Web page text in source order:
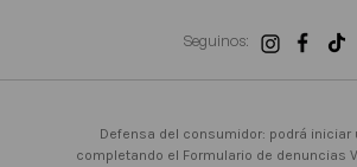
Seguinos:
Defensa del consumidor: podrá iniciar
completando el Formulario de denuncias